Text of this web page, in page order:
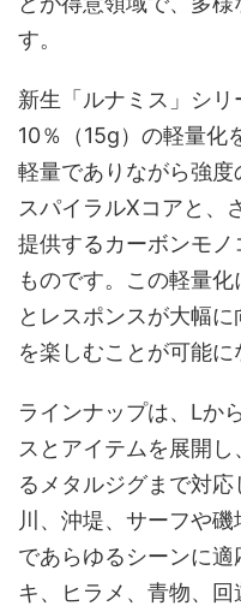
す。
新生「ルナミス」シ
10％（15g）の軽量化
軽量でありながら強
スパイラルXコアと、
提供するカーボンモ
ものです。この軽量
とレスポンスが大幅
を楽しむことが可能に
ラインナップは、Lか
スとアイテムを展開
るメタルジグまで対
川、沖堤、サーフや
であらゆるシーンに
キ、ヒラメ、青物、